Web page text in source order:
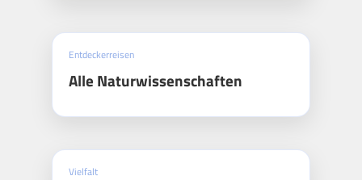
Entdeckerreisen
Alle Naturwissenschaften
Vielfalt